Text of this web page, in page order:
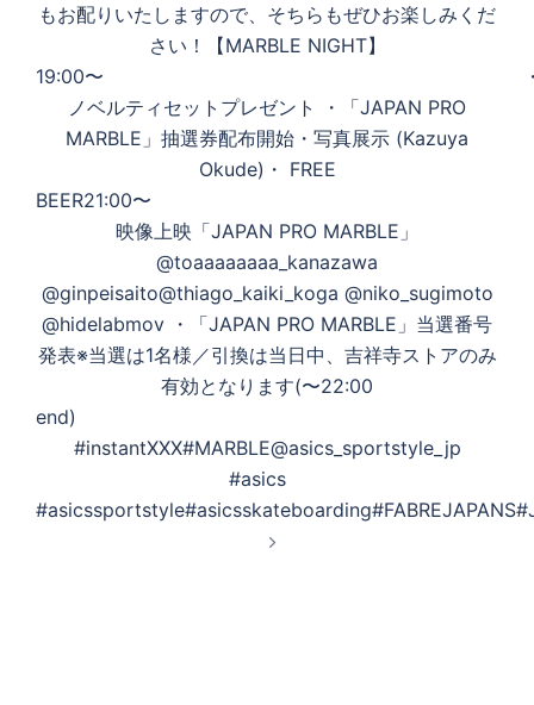
もお配りいたしますので、そちらもぜひお楽しみくだ
さい！【MARBLE NIGHT】︎
19:00〜
ノベルティセットプレゼント ・「JAPAN PRO
MARBLE」抽選券配布開始・写真展示 (Kazuya
Okude)・ FREE
BEER︎21:00〜
映像上映「JAPAN PRO MARBLE」
@toaaaaaaaa_kanazawa
@ginpeisaito@thiago_kaiki_koga @niko_sugimoto
@hidelabmov ・「JAPAN PRO MARBLE」当選番号
発表※当選は1名様／引換は当日中、吉祥寺ストアのみ
有効となります(〜22:00
#instantXXX#MARBLE@asics_sportstyle_jp
#asics